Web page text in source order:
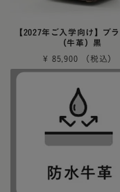
【2027年ご入学向け】ブ
（牛革）黒
¥ 85,900